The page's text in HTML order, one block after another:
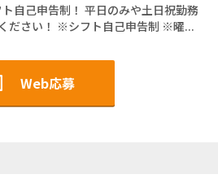
自己申告制！ 平日のみや土日祝勤務
ださい！ ※シフト自己申告制 ※曜...
Web応募